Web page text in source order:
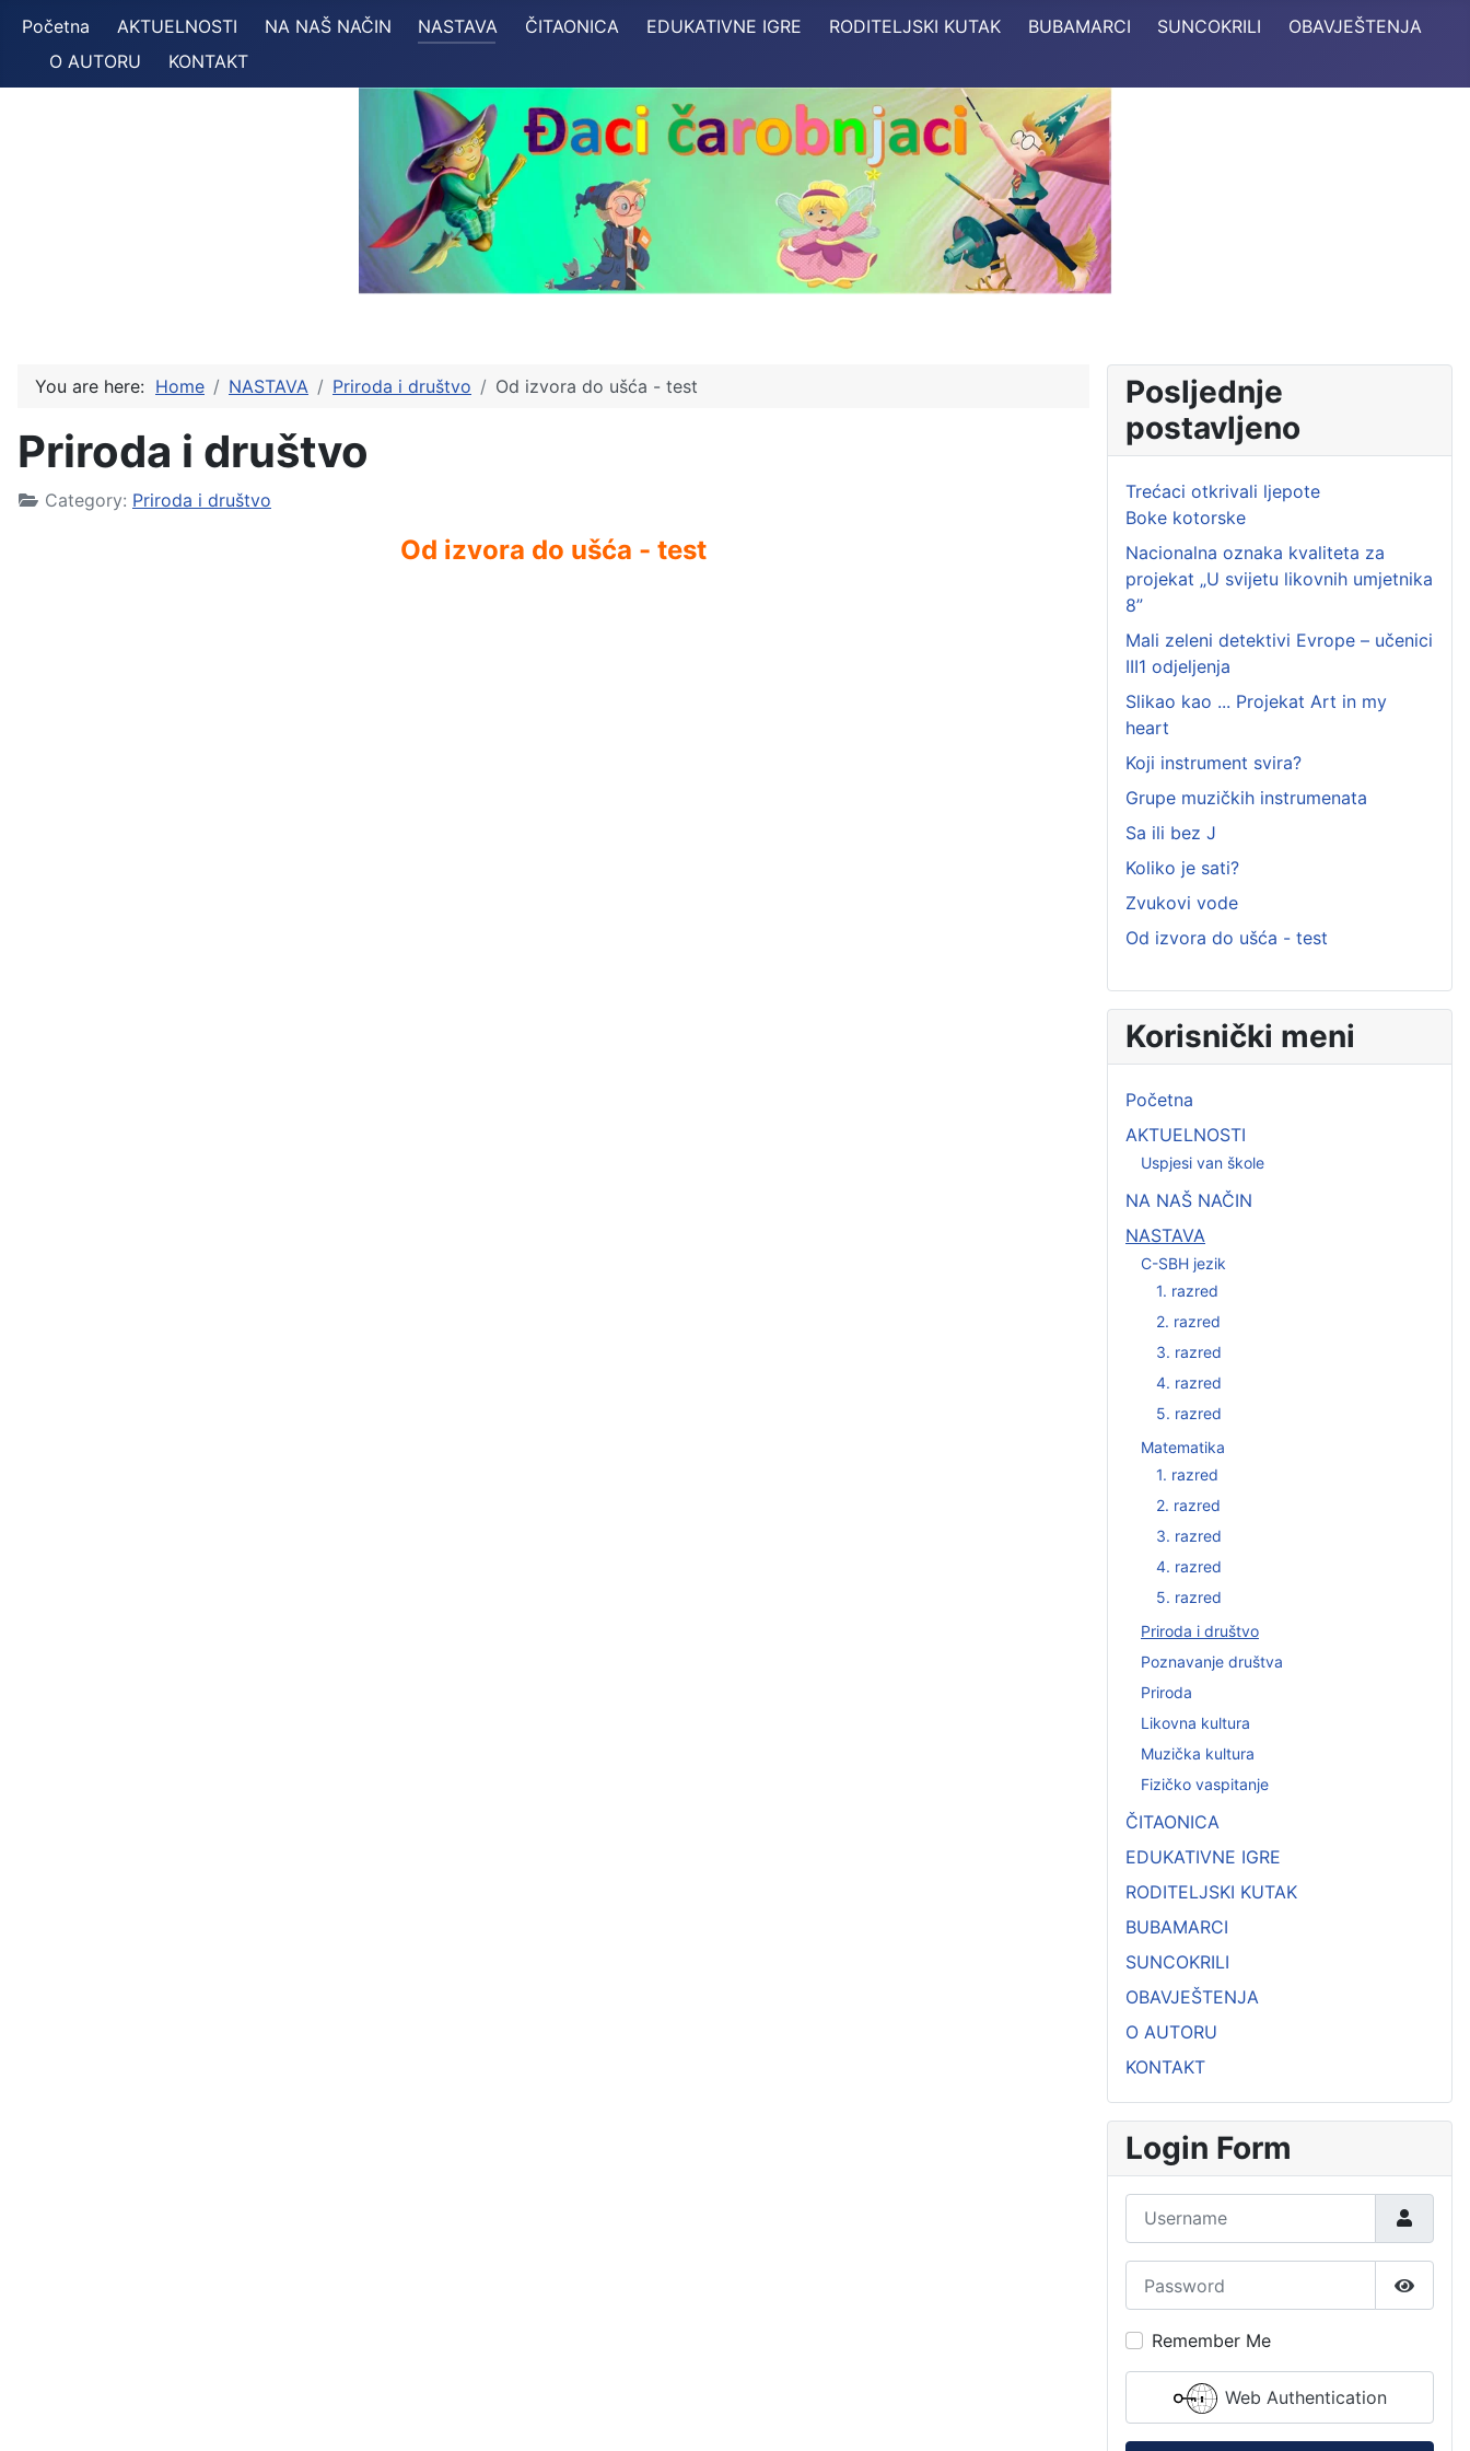
Početna AKTUELNOSTI NA NAŠ NAČIN NASTAVA ČITAONICA EDUKATIVNE IGRE RODITELJSKI KUTAK BUBAMARCI SUNCOKRILI
OBAVJEŠTENJA
O AUTORU
KONTAKT
You are here: Home NASTAVA Priroda i društvo Od izvora do ušća - test
Priroda i društvo
Category: Priroda i društvo
Od izvora do ušća - test
Posljednje
postavljeno
Trećaci otkrivali ljepote
Boke kotorske
Nacionalna oznaka kvaliteta za
projekat „U svijetu likovnih umjetnika
8”
Mali zeleni detektivi Evrope – učenici
III1 odjeljenja
Slikao kao ... Projekat Art in my
heart
Koji instrument svira?
Grupe muzičkih instrumenata
Sa ili bez J
Koliko je sati?
Zvukovi vode
Od izvora do ušća - test
Korisnički meni
Početna
AKTUELNOSTI
Uspjesi van škole
NA NAŠ NAČIN
NASTAVA
C-SBH jezik
1. razred
2. razred
3. razred
4. razred
5. razred
Matematika
1. razred
2. razred
3. razred
4. razred
5. razred
Priroda i društvo
Poznavanje društva
Priroda
Likovna kultura
Muzička kultura
Fizičko vaspitanje
ČITAONICA
EDUKATIVNE IGRE
RODITELJSKI KUTAK
BUBAMARCI
SUNCOKRILI
OBAVJEŠTENJA
O AUTORU
KONTAKT
Login Form
Show
Remember Me
Web Authentication